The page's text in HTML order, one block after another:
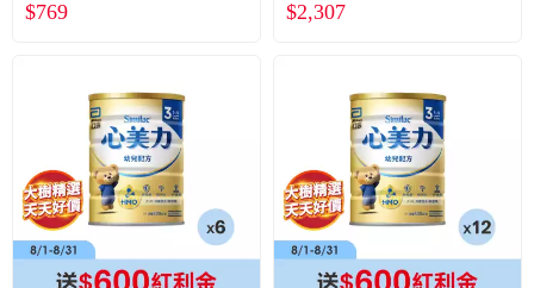
0g／罐）
$769
0gX3罐）
$2,307